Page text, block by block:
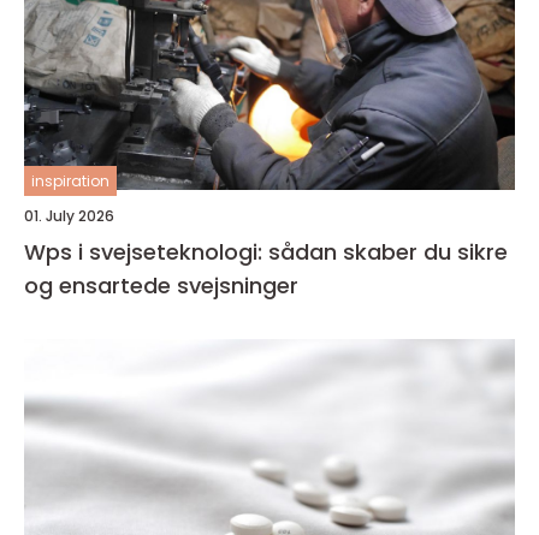
inspiration
01. July 2026
Wps i svejseteknologi: sådan skaber du sikre
og ensartede svejsninger